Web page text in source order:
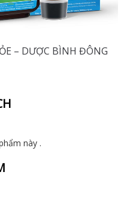
– DƯỢC BÌNH ĐÔNG
này .